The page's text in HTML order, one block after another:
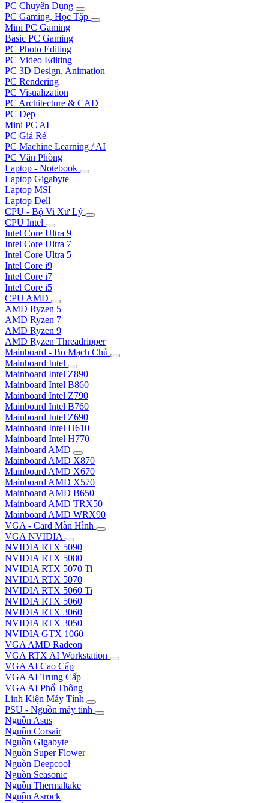
PC Chuyên Dụng
PC Gaming, Học Tập
Mini PC Gaming
Basic PC Gaming
PC Photo Editing
PC Video Editing
PC 3D Design, Animation
PC Rendering
PC Visualization
PC Architecture & CAD
PC Đẹp
Mini PC AI
PC Giá Rẻ
PC Machine Learning / AI
PC Văn Phòng
Laptop - Notebook
Laptop Gigabyte
Laptop MSI
Laptop Dell
CPU - Bộ Vi Xử Lý
CPU Intel
Intel Core Ultra 9
Intel Core Ultra 7
Intel Core Ultra 5
Intel Core i9
Intel Core i7
Intel Core i5
CPU AMD
AMD Ryzen 5
AMD Ryzen 7
AMD Ryzen 9
AMD Ryzen Threadripper
Mainboard - Bo Mạch Chủ
Mainboard Intel
Mainboard Intel Z890
Mainboard Intel B860
Mainboard Intel Z790
Mainboard Intel B760
Mainboard Intel Z690
Mainboard Intel H610
Mainboard Intel H770
Mainboard AMD
Mainboard AMD X870
Mainboard AMD X670
Mainboard AMD X570
Mainboard AMD B650
Mainboard AMD TRX50
Mainboard AMD WRX90
VGA - Card Màn Hình
VGA NVIDIA
NVIDIA RTX 5090
NVIDIA RTX 5080
NVIDIA RTX 5070 Ti
NVIDIA RTX 5070
NVIDIA RTX 5060 Ti
NVIDIA RTX 5060
NVIDIA RTX 3060
NVIDIA RTX 3050
NVIDIA GTX 1060
VGA AMD Radeon
VGA RTX AI Workstation
VGA AI Cao Cấp
VGA AI Trung Cấp
VGA AI Phổ Thông
Linh Kiện Máy Tính
PSU - Nguồn máy tính
Nguồn Asus
Nguồn Corsair
Nguồn Gigabyte
Nguồn Super Flower
Nguồn Deepcool
Nguồn Seasonic
Nguồn Thermaltake
Nguồn Asrock